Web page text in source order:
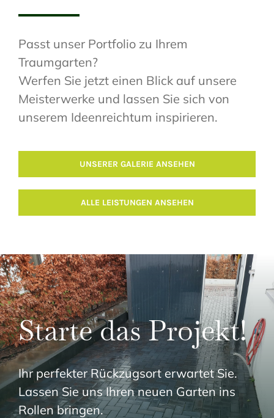
Passt unser Portfolio zu Ihrem
Traumgarten?
Werfen Sie jetzt einen Blick auf unsere
Meisterwerke und lassen Sie sich von
unserem Ideenreichtum inspirieren.
UNSERER GALERIE ANSEHEN
ALLE LEISTUNGEN ANSEHEN
Starte das Projekt!
Ihr perfekter Rückzugsort erwartet Sie.
Lassen Sie uns Ihren neuen Garten ins
Rollen bringen.